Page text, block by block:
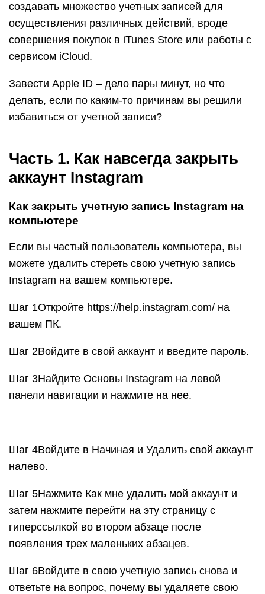
создавать множество учетных записей для
осуществления различных действий, вроде
совершения покупок в iTunes Store или работы с
сервисом iCloud.
Завести Apple ID – дело пары минут, но что
делать, если по каким-то причинам вы решили
избавиться от учетной записи?
Часть 1. Как навсегда закрыть
аккаунт Instagram
Как закрыть учетную запись Instagram на
компьютере
Если вы частый пользователь компьютера, вы
можете удалить стереть свою учетную запись
Instagram на вашем компьютере.
Шаг 1Откройте https://help.instagram.com/ на
вашем ПК.
Шаг 2Войдите в свой аккаунт и введите пароль.
Шаг 3Найдите Основы Instagram на левой
панели навигации и нажмите на нее.
Шаг 4Войдите в Начиная и Удалить свой аккаунт
налево.
Шаг 5Нажмите Как мне удалить мой аккаунт и
затем нажмите перейти на эту страницу с
гиперссылкой во втором абзаце после
появления трех маленьких абзацев.
Шаг 6Войдите в свою учетную запись снова и
ответьте на вопрос, почему вы удаляете свою